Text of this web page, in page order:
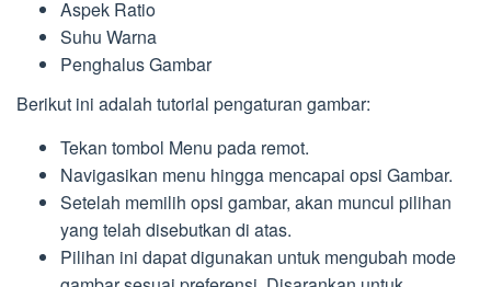
Aspek Ratio
Suhu Warna
Penghalus Gambar
Berikut ini adalah tutorial pengaturan gambar:
Tekan tombol Menu pada remot.
Navigasikan menu hingga mencapai opsi Gambar.
Setelah memilih opsi gambar, akan muncul pilihan
yang telah disebutkan di atas.
Pilihan ini dapat digunakan untuk mengubah mode